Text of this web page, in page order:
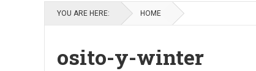
YOU ARE HERE: HOME
osito-y-winter